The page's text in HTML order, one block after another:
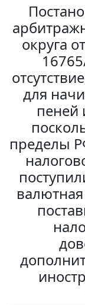
округа
для
пеней
пределы